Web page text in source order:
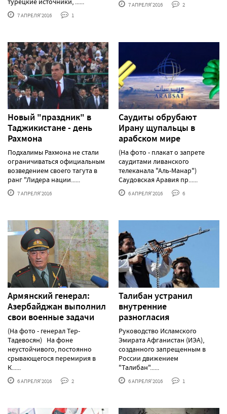
7 АПРЕЛЯ'2016 1
7 АПРЕЛЯ'2016 2
Новый "праздник" в
Таджикистане - день
Рахмона
Подхалимы Рахмона не стали
ограничиваться официальным
возведением своего тагута в
ранг "Лидера нации......
7 АПРЕЛЯ'2016
Саудиты обрубают
Ирану щупальцы в
арабском мире
(На фото - плакат о запрете
саудитами ливанского
телеканала "Аль-Манар")
Саудовская Аравия пр......
6 АПРЕЛЯ'2016 6
Армянский генерал:
Азербайджан выполнил
свои военные задачи
(На фото - генерал Тер-
Тадевосян) На фоне
неустойчивого, постоянно
срывающегося перемирия в
К......
6 АПРЕЛЯ'2016 2
Талибан устранил
внутренние
разногласия
Руководство Исламского
Эмирата Афганистан (ИЭА),
созданного запрещенным в
России движением
"Талибан"......
6 АПРЕЛЯ'2016 1